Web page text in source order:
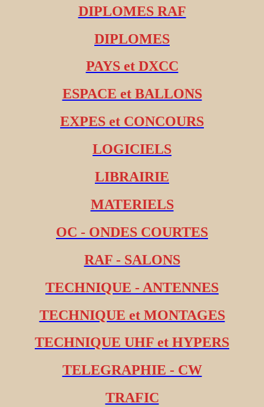
DIPLOMES RAF
DIPLOMES
PAYS et DXCC
ESPACE et BALLONS
EXPES et CONCOURS
LOGICIELS
LIBRAIRIE
MATERIELS
OC - ONDES COURTES
RAF - SALONS
TECHNIQUE - ANTENNES
TECHNIQUE et MONTAGES
TECHNIQUE UHF et HYPERS
TELEGRAPHIE - CW
TRAFIC